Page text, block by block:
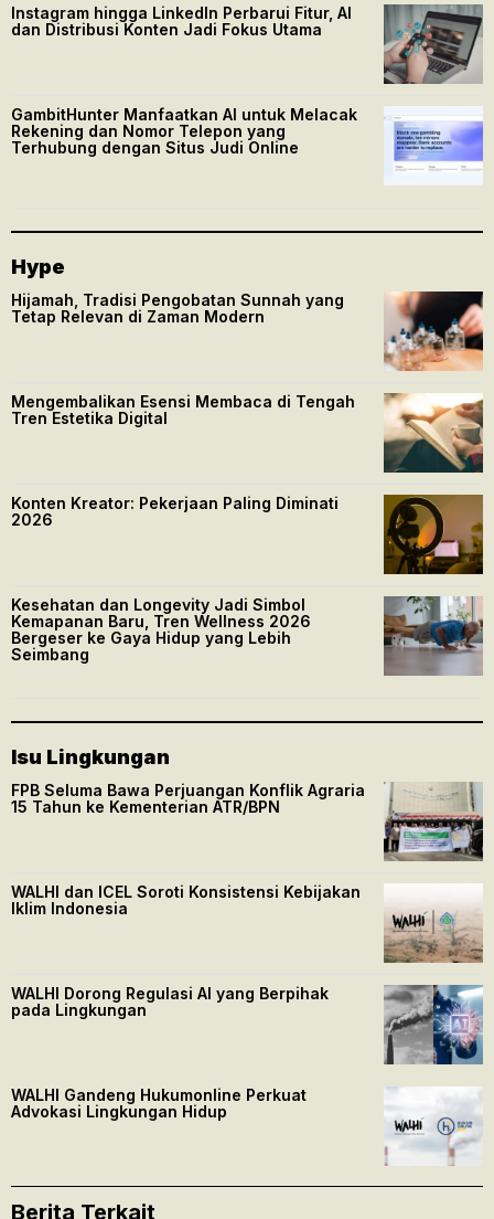
Instagram hingga LinkedIn Perbarui Fitur, AI
dan Distribusi Konten Jadi Fokus Utama
GambitHunter Manfaatkan AI untuk Melacak
Rekening dan Nomor Telepon yang
Terhubung dengan Situs Judi Online
Hype
Hijamah, Tradisi Pengobatan Sunnah yang
Tetap Relevan di Zaman Modern
Mengembalikan Esensi Membaca di Tengah
Tren Estetika Digital
Konten Kreator: Pekerjaan Paling Diminati
2026
Kesehatan dan Longevity Jadi Simbol
Kemapanan Baru, Tren Wellness 2026
Bergeser ke Gaya Hidup yang Lebih
Seimbang
Isu Lingkungan
FPB Seluma Bawa Perjuangan Konflik Agraria
15 Tahun ke Kementerian ATR/BPN
WALHI dan ICEL Soroti Konsistensi Kebijakan
Iklim Indonesia
WALHI Dorong Regulasi AI yang Berpihak
pada Lingkungan
WALHI Gandeng Hukumonline Perkuat
Advokasi Lingkungan Hidup
Berita Terkait